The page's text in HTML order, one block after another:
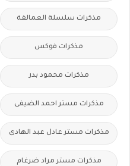
مذكرات سلسلة العمالقة
مذكرات فوكس
مذكرات محمود بدر
مذكرات مستر احمد الضيفى
مذكرات مستر عادل عبد الهادى
مذكرات مستر مراد ضرغام